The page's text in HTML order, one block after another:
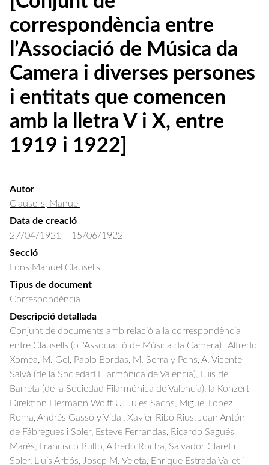
correspondència entre
l’Associació de Música da
Camera i diverses persones
i entitats que comencen
amb la lletra V i X, entre
1919 i 1922]
Autor
Clausells, Manuel
Data de creació
27/04/1921 – 15/06/1922
Secció
Fons Manuel Clausells
Tipus de document
Correspondència
Descripció detallada
Conjunt de documents amb relació a la correspondència
entre Clausells (o l'Associació de Música da Camera) i Alfredo
Xomea, M. Gol, Pablo Bordas, M. Serra y Pons, A. Vicente
Salvá (de la Sociedad Filarmónica de Valencia), Luis de
Barreta (de la Sociedad Filarmónica de Valencia), la Konzert-
Direktion Hermann Wolff U. Jules Sachs, Miguel Lopez
Roma, Andrés Gassó y Vidal, Xavier Ribó Rius, Joan Antón
de Fábregues i Soler, Esteve Ferrandas, Ricardo Sagués
Marés, Francisco Bultó, Alfredo Rocha, Salvador Claret i
Soler, Lluis Arbós, Josep M. Veleta, Enrique Estrada Vallet i